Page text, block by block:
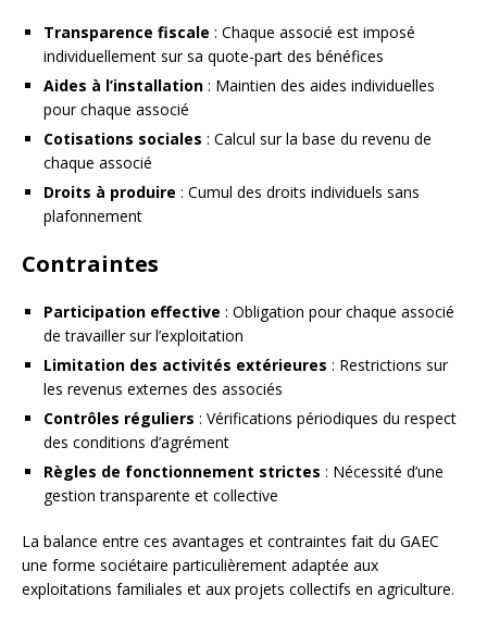
Transparence fiscale : Chaque associé est imposé
individuellement sur sa quote-part des bénéfices
Aides à l’installation : Maintien des aides individuelles
pour chaque associé
Cotisations sociales : Calcul sur la base du revenu de
chaque associé
Droits à produire : Cumul des droits individuels sans
plafonnement
Contraintes
Participation effective : Obligation pour chaque associé
de travailler sur l’exploitation
Limitation des activités extérieures : Restrictions sur
les revenus externes des associés
Contrôles réguliers : Vérifications périodiques du respect
des conditions d’agrément
Règles de fonctionnement strictes : Nécessité d’une
gestion transparente et collective
La balance entre ces avantages et contraintes fait du GAEC
une forme sociétaire particulièrement adaptée aux
exploitations familiales et aux projets collectifs en agriculture.